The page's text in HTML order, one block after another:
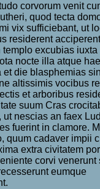
corvorum venit
quod tecta
vix sufficiebant, ut
residerent
templo excubias iuxta
nocte illa atque
et die blasphemias
altissimis vocibus
et arboribus
suum Cras
ut nescias an faex
fuerint in clamore.
quum cadaver impii
extra civitatem
corvi venerunt
eumque